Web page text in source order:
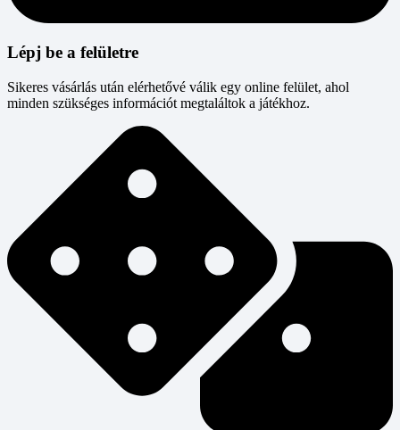
Lépj be a felületre
Sikeres vásárlás után elérhetővé válik egy online felület, ahol
minden szükséges információt megtaláltok a játékhoz.